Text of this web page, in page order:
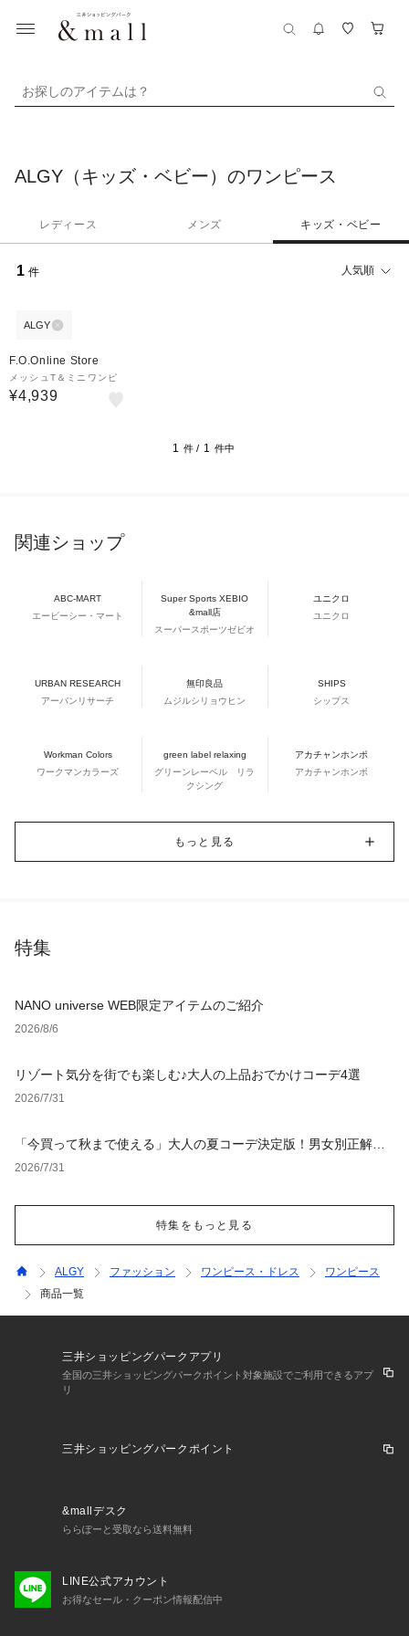
お探しのアイテムは？
ALGY（キッズ・ベビー）のワンピース
レディース メンズ キッズ・ベビー
1 件 人気順
ALGY
F.O.Online Store
メッシュT＆ミニワンピ
¥4,939
1 件 / 1 件中
関連ショップ
ABC-MART
エービーシー・マート
Super Sports XEBIO
&mall店
スーパースポーツゼビオ
ユニクロ
ユニクロ
URBAN RESEARCH
アーバンリサーチ
無印良品
ムジルシリョウヒン
SHIPS
シップス
Workman Colors
ワークマンカラーズ
green label relaxing
グリーンレーベル リラ
クシング
アカチャンホンポ
アカチャンホンポ
もっと見る
特集
NANO universe WEB限定アイテムのご紹介
2026/8/6
リゾート気分を街でも楽しむ♪大人の上品おでかけコーデ4選
2026/7/31
「今買って秋まで使える」大人の夏コーデ決定版！男女別正解ス
タイルとNGな着こなし
2026/7/31
特集をもっと見る
ALGY ファッション ワンピース・ドレス
ワンピース
商品一覧
三井ショッピングパークアプリ
全国の三井ショッピングパークポイント対象施設でご利用できるアプ
リ
三井ショッピングパークポイント
&mallデスク
ららぽーと受取なら送料無料
LINE公式アカウント
お得なセール・クーポン情報配信中